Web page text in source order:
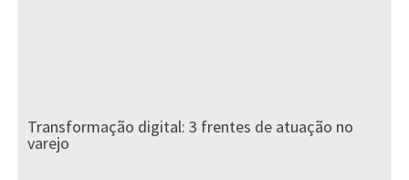
Transformação digital: 3 frentes de atuação no
varejo